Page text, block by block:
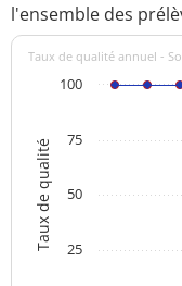
l'ensemble des
Taux de qualité
Taux de qualité annuel -
25
50
75
100